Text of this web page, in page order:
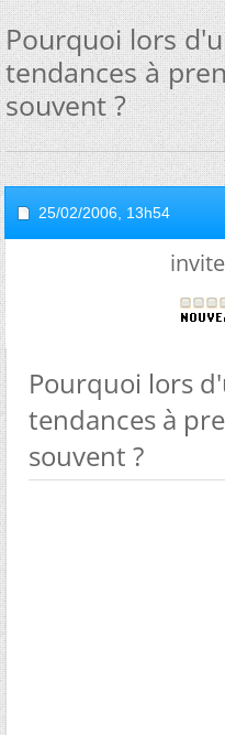
Pourquoi lors
tendances à
souvent ?
25/02/2006, 13h54
Pourquoi lors
tendances à
souvent ?